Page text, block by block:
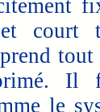
court
Il
le